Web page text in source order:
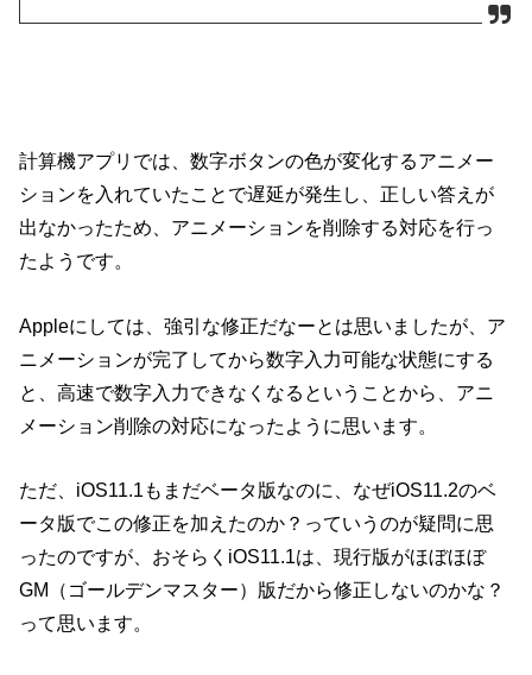
計算機アプリでは、数字ボタンの色が変化するアニメー
ションを入れていたことで遅延が発生し、正しい答えが
出なかったため、アニメーションを削除する対応を行っ
たようです。
Appleにしては、強引な修正だなーとは思いましたが、ア
ニメーションが完了してから数字入力可能な状態にする
と、高速で数字入力できなくなるということから、アニ
メーション削除の対応になったように思います。
ただ、iOS11.1もまだベータ版なのに、なぜiOS11.2のベ
ータ版でこの修正を加えたのか？っていうのが疑問に思
ったのですが、おそらくiOS11.1は、現行版がほぼほぼ
GM（ゴールデンマスター）版だから修正しないのかな？
って思います。